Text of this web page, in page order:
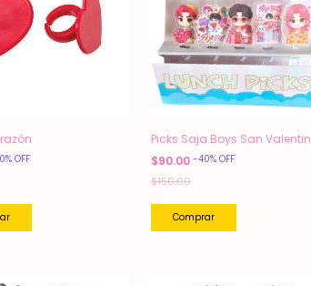
% OFF
Picks Saja Boys San Valentin
$90.00 -40% OFF
$150.00